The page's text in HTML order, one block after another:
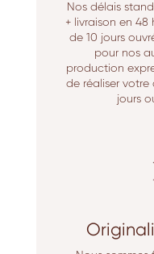
Nos délais
+ livraison en 48
de 10 jours
pour nos
production
de réaliser votre
jours